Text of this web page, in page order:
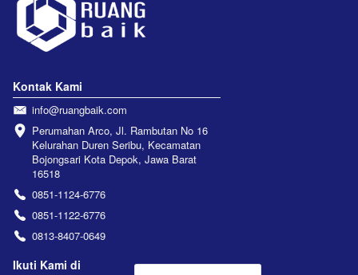
Kontak Kami
info@ruangbaik.com
Perumahan Arco, Jl. Rambutan No 16
Kelurahan Duren Seribu, Kecamatan
Bojongsari Kota Depok, Jawa Barat
16518
0851-1124-6776
0851-1122-6776
0813-8407-0649
Ikuti Kami di